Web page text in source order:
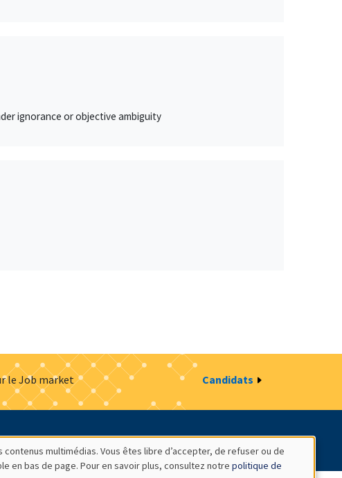
ignorance or objective ambiguity
le Job market Candidats
Gestion des cookies Intranet
multimédias. Vous êtes libre d’accepter, de refuser ou de
en bas de page. Pour en savoir plus, consultez notre politique de